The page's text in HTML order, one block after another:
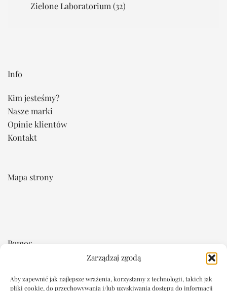
Zarządzaj zgodą
Aby zapewnić jak najlepsze wrażenia, korzystamy z technologii, takich jak
pliki cookie, do przechowywania i/lub uzyskiwania dostępu do informacji
Zielone Laboratorium (32)
Info
Kim jesteśmy?
Nasze marki
Opinie klientów
Kontakt
Mapa strony
Pomoc
Płatność i dostawa